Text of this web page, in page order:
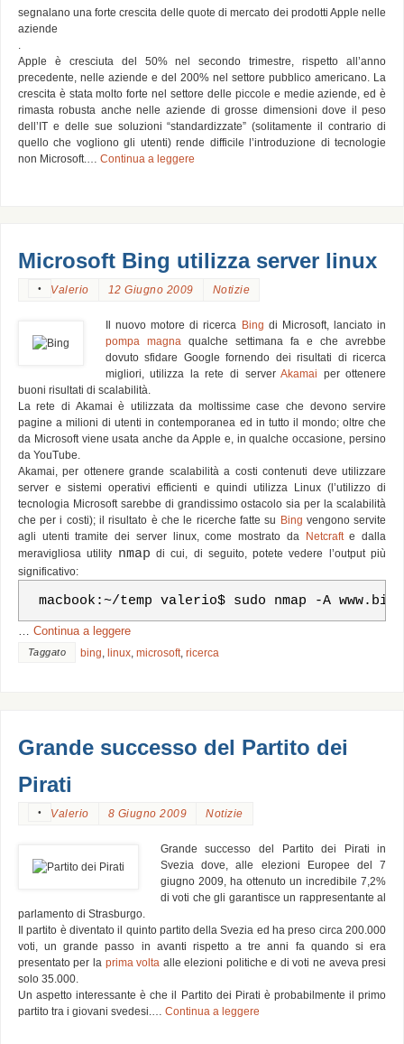
segnalano una forte crescita delle quote di mercato dei prodotti Apple nelle
aziende
Apple è cresciuta del 50% nel secondo trimestre, rispetto all’anno
precedente, nelle aziende e del 200% nel settore pubblico americano. La
crescita è stata molto forte nel settore delle piccole e medie aziende, ed è
rimasta robusta anche nelle aziende di grosse dimensioni dove il peso
dell’IT e delle sue soluzioni “standardizzate” (solitamente il contrario di
quello che vogliono gli utenti) rende difficile l’introduzione di tecnologie
non Microsoft.… Continua a leggere
Microsoft Bing utilizza server linux
Valerio
• 12 Giugno 2009 Notizie
Il nuovo motore di ricerca Bing di Microsoft, lanciato in
pompa magnaqualche settimana fa e che avrebbe
dovuto sfidare Google fornendo dei risultati di ricerca
migliori, utilizza la rete di serverAkamai per ottenere
buoni risultati di scalabilità.
La rete di Akamai è utilizzata da moltissime case che devono servire
pagine a milioni di utenti in contemporanea ed in tutto il mondo; oltre che
da Microsoft viene usata anche da Apple e, in qualche occasione, persino
da YouTube.
Akamai, per ottenere grande scalabilità a costi contenuti deve utilizzare
server e sistemi operativi efficienti e quindi utilizza Linux (l’utilizzo di
tecnologia Microsoft sarebbe di grandissimo ostacolo sia per la scalabilità
che per i costi); il risultato è che le ricerche fatte su Bing vengono servite
agli utenti tramite dei server linux, come mostrato da
Netcrafte dalla
meravigliosa utility nmap di cui, di seguito, potete vedere l’output più
significativo:
macbook:~/temp valerio$ sudo nmap -A
… Continua a leggere
Taggato bing,linux,microsoft,ricerca
Grande successo del Partito dei
Pirati
Valerio
• 8 Giugno 2009 Notizie
Grande successo del Partito dei Pirati in
Svezia dove, alle elezioni Europee del 7
giugno 2009, ha ottenuto un incredibile 7,2%
di voti che gli garantisce un rappresentante al
parlamento di Strasburgo.
Il partito è diventato il quinto partito della Svezia ed ha preso circa 200.000
voti, un grande passo in avanti rispetto a tre anni fa quando si era
presentato per la prima volta alle elezioni politiche e di voti ne aveva presi
solo 35.000.
Un aspetto interessante è che il Partito dei Pirati è probabilmente il primo
partito tra i giovani svedesi.… Continua a leggere